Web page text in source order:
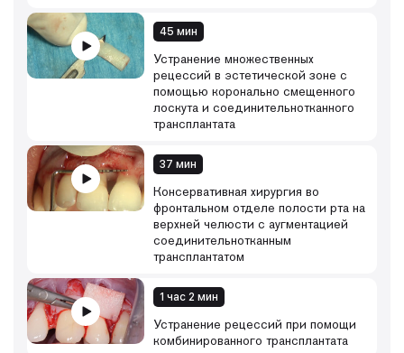
45 мин
Устранение множественных
рецессий в эстетической зоне с
помощью коронально смещенного
лоскута и соединительнотканного
трансплантата
37 мин
Консервативная хирургия во
фронтальном отделе полости рта на
верхней челюсти с аугментацией
соединительнотканным
трансплантатом
1 час 2 мин
Устранение рецессий при помощи
комбинированного трансплантата